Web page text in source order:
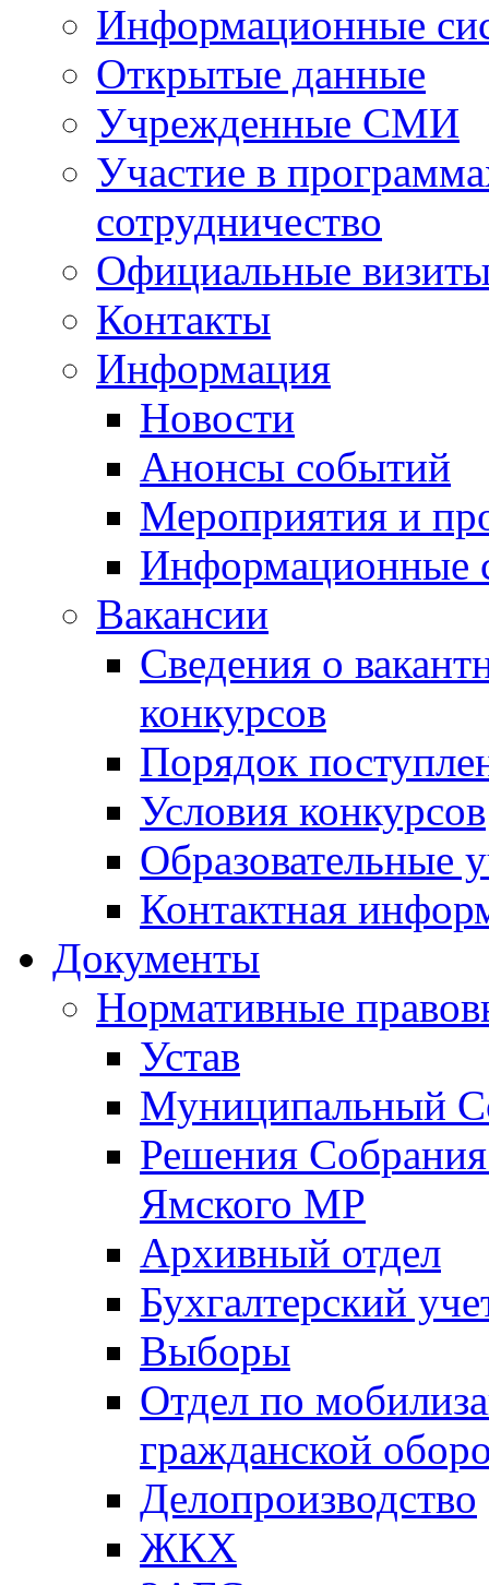
Информационные
Открытые данные
Учрежденные СМИ
Участие в
сотрудничество
Официальные
Контакты
Информация
Новости
Анонсы событий
Мероприятия и
Информационные
Вакансии
Сведения о
конкурсов
Порядок
Условия конкурсов
Образовательные
Контактная
Документы
Нормативные
Устав
Муниципальный
Решения
Ямского МР
Архивный отдел
Бухгалтерский
Выборы
Отдел по
гражданской
Делопроизводство
ЖКХ